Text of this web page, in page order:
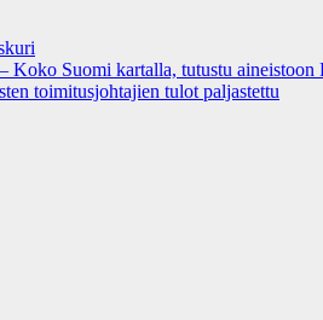
Koko Suomi kartalla, tutustu
toimitusjohtajien tulot paljastettu